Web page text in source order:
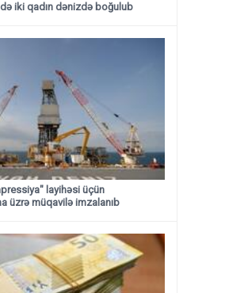
iki qadın dənizdə boğulub
layihəsi üçün
üzrə müqavilə imzalanıb